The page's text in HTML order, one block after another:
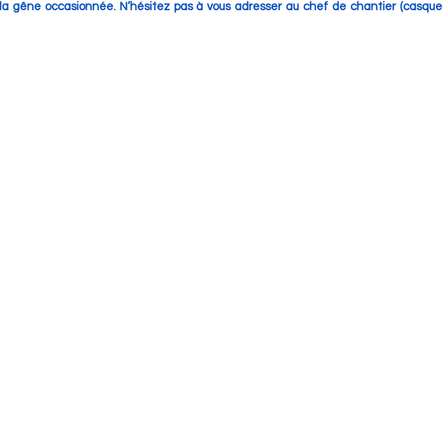
gêne occasionnée. N’hésitez pas à vous adresser au chef de chantier (casque